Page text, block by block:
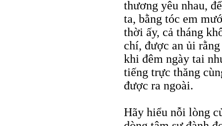
thương yêu nhau,
ta, bằng tóc em
thời ấy, cả tháng
chí, được an ủi
khi đêm ngày tai
tiếng trực thăng
được ra ngoài.
Hãy hiểu nỗi lòng